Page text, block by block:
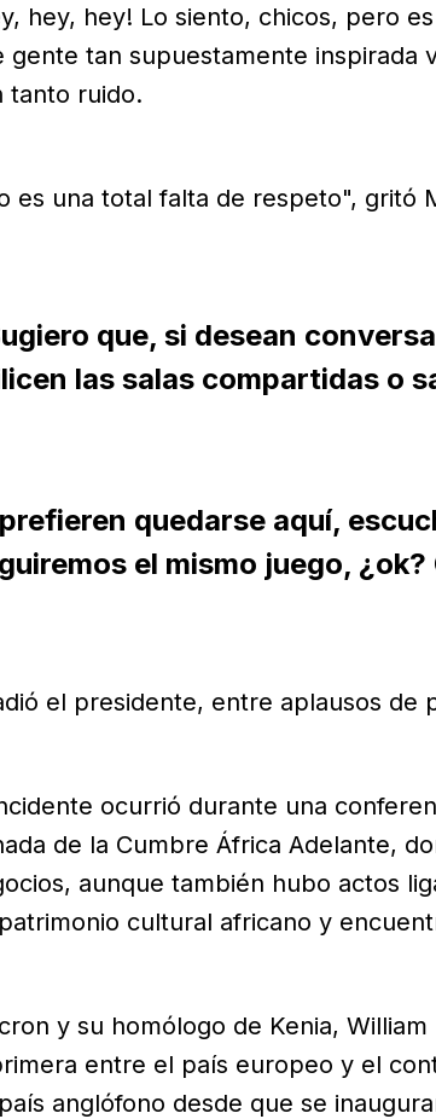
hey, hey! Lo siento, chicos, pero
gente tan supuestamente inspirada
tanto ruido.
es una total falta de respeto", gritó
que, si desean
las salas compartidas o
quedarse aquí,
el mismo juego,
el presidente, entre aplausos de
ocurrió durante una
de la Cumbre África Adelante,
aunque también hubo actos
cultural africano y
y su homólogo de Kenia,
entre el país europeo y el
anglófono desde que se